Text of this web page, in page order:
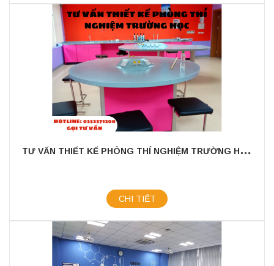
T
Ư VẤN THIẾT KẾ PHÒNG THÍ NGHIỆM TRƯỜNG HỌC KHU VỰC THÀNH PHỐ HỒ CHÍ MINH
CHI TIẾT